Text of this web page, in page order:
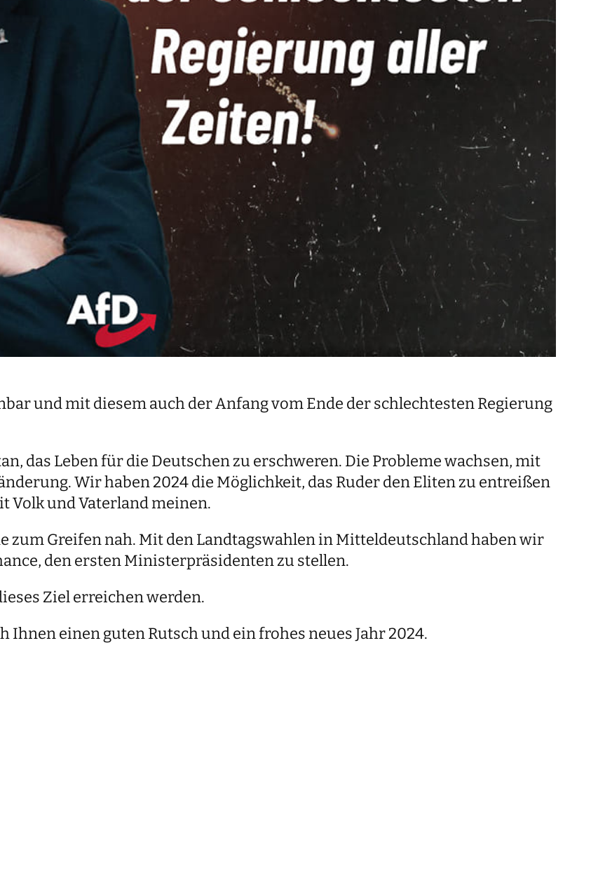
und mit diesem auch der Anfang vom Ende der schlechtesten Regierung
das Leben für die Deutschen zu erschweren. Die Probleme wachsen, mit
Wir haben 2024 die Möglichkeit, das Ruder den Eliten zu entreißen
Volk und Vaterland meinen.
zum Greifen nah. Mit den Landtagswahlen in Mitteldeutschland haben wir
den ersten Ministerpräsidenten zu stellen.
Ziel erreichen werden.
einen guten Rutsch und ein frohes neues Jahr 2024.